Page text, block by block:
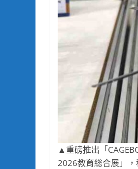
▲重磅推出「
2026教育総合展」